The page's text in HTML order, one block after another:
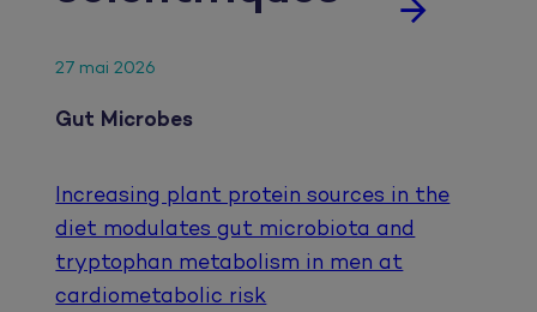
27 mai 2026
Gut Microbes
Increasing plant protein sources in the
diet modulates gut microbiota and
tryptophan metabolism in men at
cardiometabolic risk